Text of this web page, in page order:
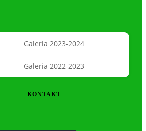
Galeria 2023-2024
Galeria 2022-2023
KONTAKT